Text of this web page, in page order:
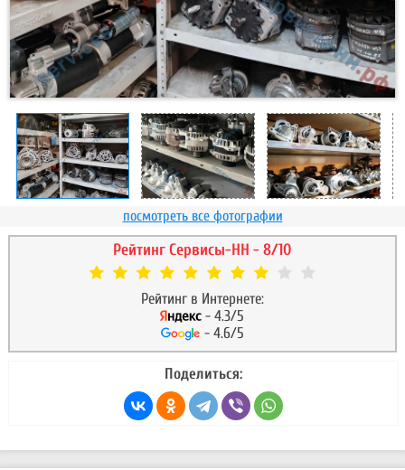
посмотреть все фотографии
Рейтинг Сервисы-НН - 8/10
Рейтинг в Интернете:
- 4.3/5
- 4.6/5
Поделиться: